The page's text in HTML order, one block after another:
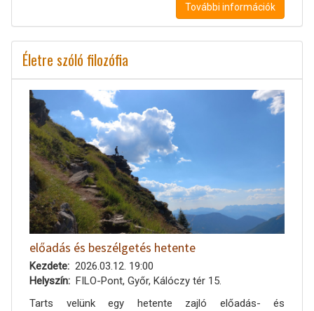
További információk
Életre szóló filozófia
előadás és beszélgetés hetente
Kezdete
2026.03.12. 19:00
Helyszín
FILO-Pont, Győr, Kálóczy tér 15.
Tarts velünk egy hetente zajló előadás- és